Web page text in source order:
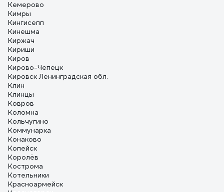
Кемерово
Кимры
Кингисепп
Кинешма
Киржач
Кириши
Киров
Кирово-Чепецк
Кировск Ленинградская обл.
Клин
Клинцы
Ковров
Коломна
Кольчугино
Коммунарка
Конаково
Копейск
Королёв
Кострома
Котельники
Красноармейск